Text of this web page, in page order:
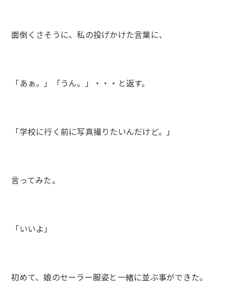
面倒くさそうに、私の投げかけた言葉に、
「あぁ。」「うん。」・・・と返す。
「学校に行く前に写真撮りたいんだけど。」
言ってみた。
「いいよ」
初めて、娘のセーラー服姿と一緒に並ぶ事ができた。